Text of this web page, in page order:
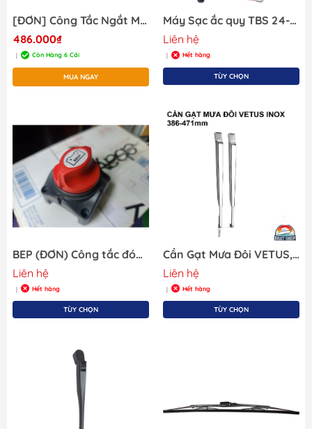
[ĐƠN] Công Tắc Ngắt Mát Cắt Mạch 2 Cọc Bình Ắc Quy MT311 12/24/48V DC
486.000₫
| Còn Hàng 6 Cái
MUA NGAY
Máy Sạc ắc quy TBS 24-80a, Item 5027420 , 24/80A-3, nguồn đầu vào 230V , 50/60HZ, nguồn đầu ra : 24V-80A .
Liên hệ
| Hết hàng
TÙY CHỌN
BEP (ĐƠN) Công tắc đóng ngắt dùng cho bộ sạc , dòng điện 12A - Contour Battery Master Switch. Hàng mới 100%
Liên hệ
| Hết hàng
TÙY CHỌN
Cần Gạt Mưa Đôi VETUS, Model : SSADX, thép, Chiều Dài 386 đến 471mm. hàng mới 100%
Liên hệ
| Hết hàng
TÙY CHỌN